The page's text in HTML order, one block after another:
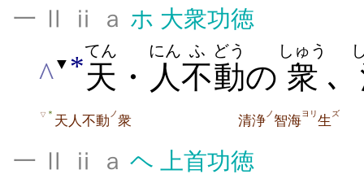
一 Ⅱ ⅱ ａ ホ 大衆功徳
^▼ *天
てん
・ 人
にん
不
ふ
動
どう
の 衆
しゅう
､
▽ ＊ 天人不動 ノ衆 清浄 ノ 智海ヨリ生 ズ
一 Ⅱ ⅱ ａ ヘ 上首功徳